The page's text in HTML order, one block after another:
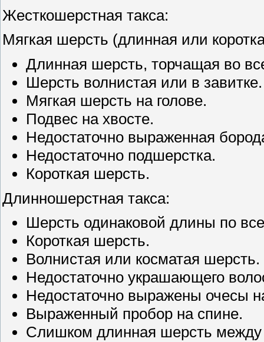
Жесткошерстная такса:
Мягкая шерсть (длинная или
Длинная шерсть, торчащая во
Шерсть волнистая или в завитке.
Мягкая шерсть на голове.
Подвес на хвосте.
Недостаточно выраженная
Недостаточно подшерстка.
Короткая шерсть.
Длинношерстная такса:
Шерсть одинаковой длины по
Короткая шерсть.
Волнистая или косматая шерсть.
Недостаточно украшающего
Недостаточно выражены очесы
Выраженный пробор на спине.
Слишком длинная шерсть между